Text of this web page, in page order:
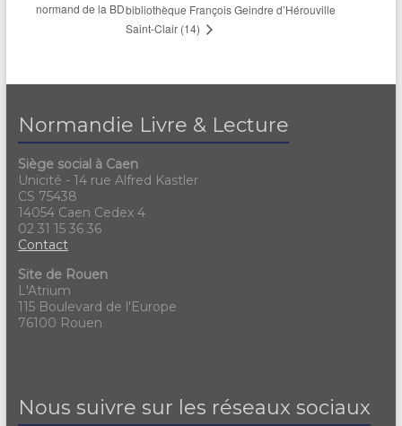
normand de la BDbibliothèque François Geindre d’Hérouville
Saint-Clair (14)
Normandie Livre & Lecture
Siège social à Caen
Unicité - 14 rue Alfred Kastler
CS 75438
14054 Caen Cedex 4
02 31 15 36 36
Contact
Site de Rouen
L'Atrium
115 Boulevard de l'Europe
76100 Rouen
Nous suivre sur les réseaux sociaux